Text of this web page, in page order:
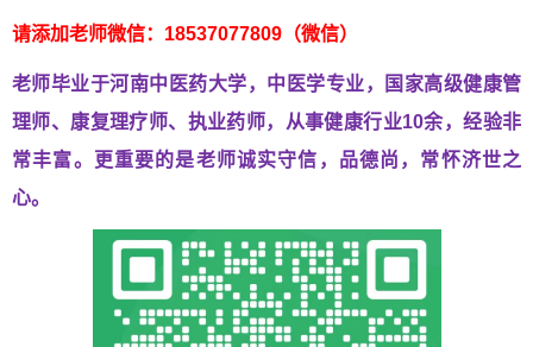
请添加老师微信：18537077809（微信）
老师毕业于河南中医药大学，中医学专业，国家高级健康管
理师、 康复理疗师、执业药师，从事健康行业10余，经验非
常丰富。
更重要的是老师诚实守信，品德尚，常怀济世之
心。